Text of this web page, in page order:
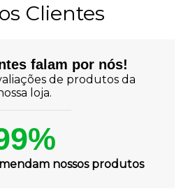
Clientes
falam por nós!
de produtos da
loja.
nossos produtos